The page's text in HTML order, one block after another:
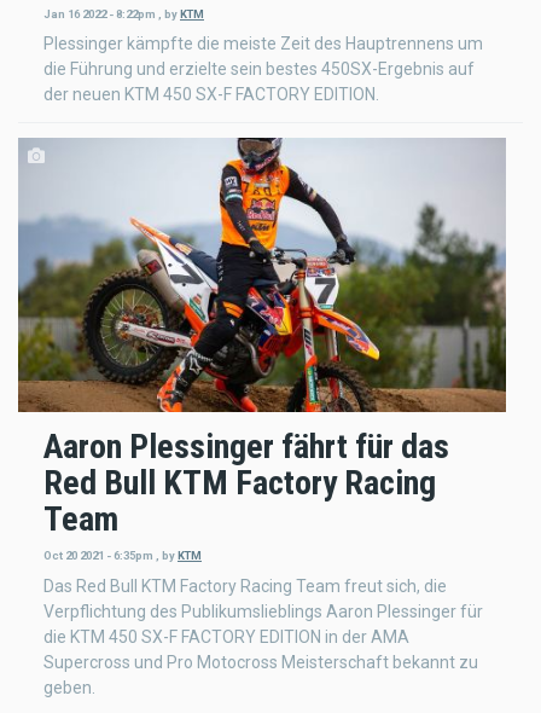
Jan 16 2022 - 8:22pm byKTM
Plessinger kämpfte die meiste Zeit des Hauptrennens um
die Führung und erzielte sein bestes 450SX-Ergebnis auf
der neuen KTM 450 SX-F FACTORY EDITION.
Aaron Plessinger fährt für das
Red Bull KTM Factory Racing
Team
Oct 20 2021 - 6:35pm byKTM
Das Red Bull KTM Factory Racing Team freut sich, die
Verpflichtung des Publikumslieblings Aaron Plessinger für
die KTM 450 SX-F FACTORY EDITION in der AMA
Supercross und Pro Motocross Meisterschaft bekannt zu
geben.